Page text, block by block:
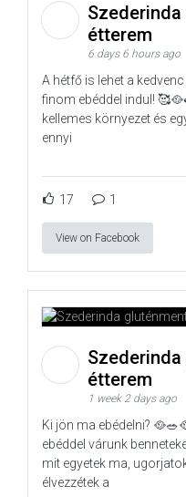
étterem
6 days 6 hours ago
A hétfő is lehet a
finom ebéddel indul!
kellemes környezet és
ennyi
17 1
View on Facebook
étterem
1 week 2 days ago
Ki jön ma ebédelni?
ebéddel várunk
mit egyetek ma,
élvezzétek a